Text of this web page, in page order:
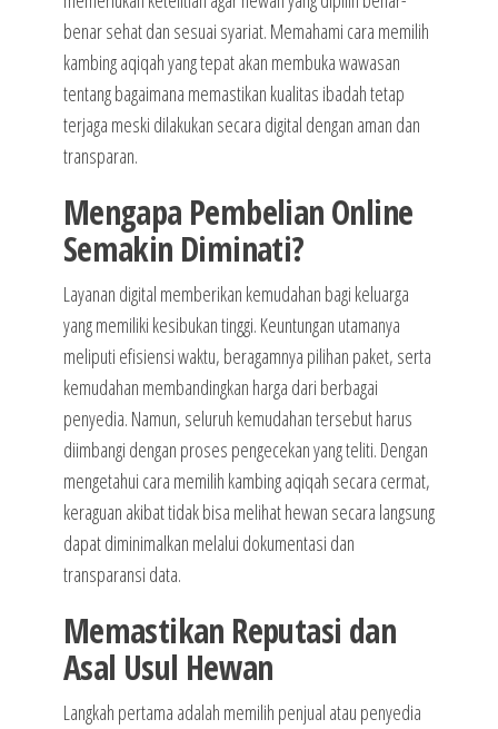
benar sehat dan sesuai syariat. Memahami cara memilih
kambing aqiqah yang tepat akan membuka wawasan
tentang bagaimana memastikan kualitas ibadah tetap
terjaga meski dilakukan secara digital dengan aman dan
transparan.
Mengapa Pembelian Online
Semakin Diminati?
Layanan digital memberikan kemudahan bagi keluarga
yang memiliki kesibukan tinggi. Keuntungan utamanya
meliputi efisiensi waktu, beragamnya pilihan paket, serta
kemudahan membandingkan harga dari berbagai
penyedia. Namun, seluruh kemudahan tersebut harus
diimbangi dengan proses pengecekan yang teliti. Dengan
mengetahui cara memilih kambing aqiqah secara cermat,
keraguan akibat tidak bisa melihat hewan secara langsung
dapat diminimalkan melalui dokumentasi dan
transparansi data.
Memastikan Reputasi dan
Asal Usul Hewan
Langkah pertama adalah memilih penjual atau penyedia